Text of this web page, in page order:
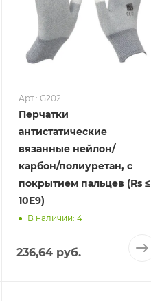
Арт.: G202
Перчатки
антистатические
вязанные нейлон/
карбон/полиуретан, с
покрытием пальцев (Rs ≤
10Е9)
В наличии: 4
236,64 руб.